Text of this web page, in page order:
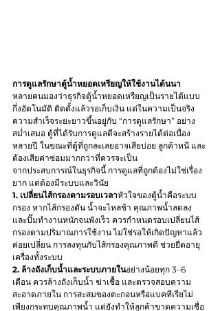
การดูแลรักษาตู้น้ำหยอดเหรียญให้ใช้งานได้นนา
หลายคนมองว่าธุรกิจตู้น้ำหยอดเหรียญเป็นรายได้แบบ
กึ่งอัตโนมัติ ติดตั้งแล้วรอเก็บเงิน แต่ในความเป็นจริง
ความสำเร็จระยะยาวขึ้นอยู่กับ “การดูแลรักษา” อย่าง
สม่ำเสมอ ตู้ที่ได้รับการดูแลดีจะสร้างรายได้ต่อเนื่อง
หลายปี ในขณะที่ตู้ที่ถูกละเลยอาจเสียบ่อย ลูกค้าหนี และ
ต้องเสียค่าซ่อมมากกว่าที่ควรจะเป็น
จากประสบการณ์ในธุรกิจนี้ การดูแลที่ถูกต้องไม่ใช่เรื่อง
ยาก แต่ต้องมีระบบและวินัย
1. เปลี่ยนไส้กรองตามรอบเวลาหัวใจของตู้น้ำคือระบบ
กรอง หากไส้กรองตัน น้ำจะไหลช้า คุณภาพน้ำลดลง
และปั๊มทำงานหนักจนพังเร็ว ควรกำหนดรอบเปลี่ยนไส้
กรองตามปริมาณการใช้งาน ไม่ใช่รอให้เกิดปัญหาแล้ว
ค่อยเปลี่ยน การลงทุนกับไส้กรองคุณภาพดี ช่วยยืดอายุ
เครื่องทั้งระบบ
2. ล้างถังเก็บน้ำและระบบภายในอย่างน้อยทุก 3–6
เดือน ควรล้างถังเก็บน้ำ ฆ่าเชื้อ และตรวจสอบความ
สะอาดภายใน การสะสมของตะกอนหรือแบคทีเรียไม่
เพียงกระทบคุณภาพน้ำ แต่ยังทำให้ลูกค้าขาดความเชื่อ